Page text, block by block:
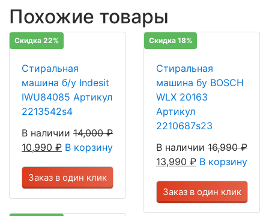
Похожие товары
Скидка 22%
Стиральная
машина б/у Indesit
IWU84085 Артикул
2213542s4
В наличии 14,000₽
10,990 ₽ В корзину
Заказ в один клик
Скидка 18%
Стиральная
машина бу BOSCH
WLX 20163
Артикул
2210687s23
В наличии 16,990₽
13,990 ₽ В корзину
Заказ в один клик